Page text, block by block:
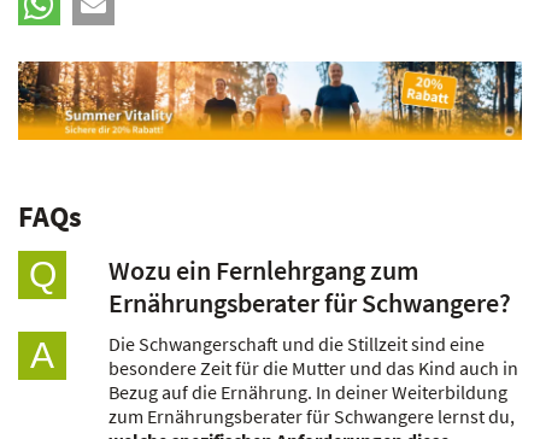
FAQs
Q
Wozu ein Fernlehrgang zum
Ernährungsberater für Schwangere?
A
Die Schwangerschaft und die Stillzeit sind eine
besondere Zeit für die Mutter und das Kind auch in
Bezug auf die Ernährung. In deiner Weiterbildung
zum Ernährungsberater für Schwangere lernst du,